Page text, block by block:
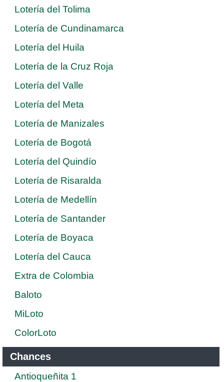
Lotería del Tolima
Lotería de Cundinamarca
Lotería del Huila
Lotería de la Cruz Roja
Lotería del Valle
Lotería del Meta
Lotería de Manizales
Lotería de Bogotá
Lotería del Quindío
Lotería de Risaralda
Lotería de Medellín
Lotería de Santander
Lotería de Boyaca
Lotería del Cauca
Extra de Colombia
Baloto
MiLoto
ColorLoto
Chances
Antioqueñita 1